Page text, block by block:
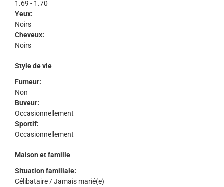
1.69 - 1.70
Yeux:
Noirs
Cheveux:
Noirs
Style de vie
Fumeur:
Non
Buveur:
Occasionnellement
Sportif:
Occasionnellement
Maison et famille
Situation familiale:
Célibataire / Jamais marié(e)